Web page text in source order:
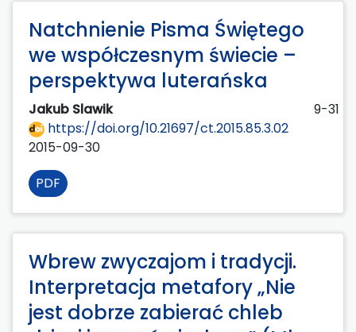
Natchnienie Pisma Świętego
we współczesnym świecie –
perspektywa luterańska
Jakub Slawik
9-31
https://doi.org/10.21697/ct.2015.85.3.02
2015-09-30
PDF
Wbrew zwyczajom i tradycji.
Interpretacja metafory „Nie
jest dobrze zabierać chleb